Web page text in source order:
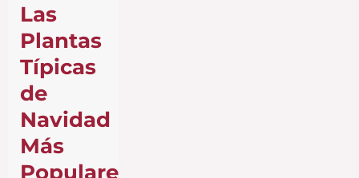
Las
Plantas
Típicas
de
Navidad
Más
Populares